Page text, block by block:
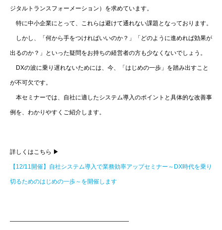
ジタルトランスフォーメーション）を求めています。
特に中小企業にとって、これらは避けて通れない課題となっております。
しかし、「何から手をつければいいのか？」「どのように進めれば効果が
出るのか？」といった疑問をお持ちの経営者の方も少なくないでしょう。
DXの波に乗り遅れないためには、今、「はじめの一歩」を踏み出すこと
が不可欠です。
本セミナーでは、自社に適したシステム導入のポイントと具体的な改善事
例を、わかりやすくご紹介します。
詳しくはこちら ▶
【12/11開催】自社システム導入で業務効率アップセミナー～DX時代を乗り
切るためのはじめの一歩～を開催します
————————————————————